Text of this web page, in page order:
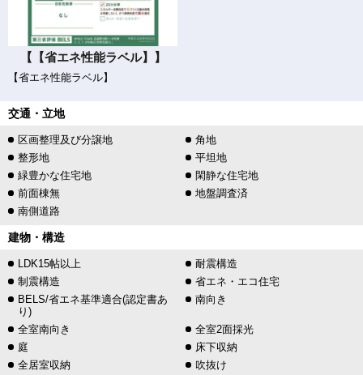
【【省エネ性能ラベル】】
【省エネ性能ラベル】
交通・立地
区画整理及び分譲地
角地
整形地
平坦地
緑豊かな住宅地
閑静な住宅地
前面棟無
地盤調査済
南側道路
建物・構造
LDK15帖以上
耐震構造
制震構造
省エネ・エコ住宅
BELS/省エネ基準適合(認定書あ
り)
南向き
全室南向き
全室2面採光
庭
床下収納
全居室収納
吹抜け